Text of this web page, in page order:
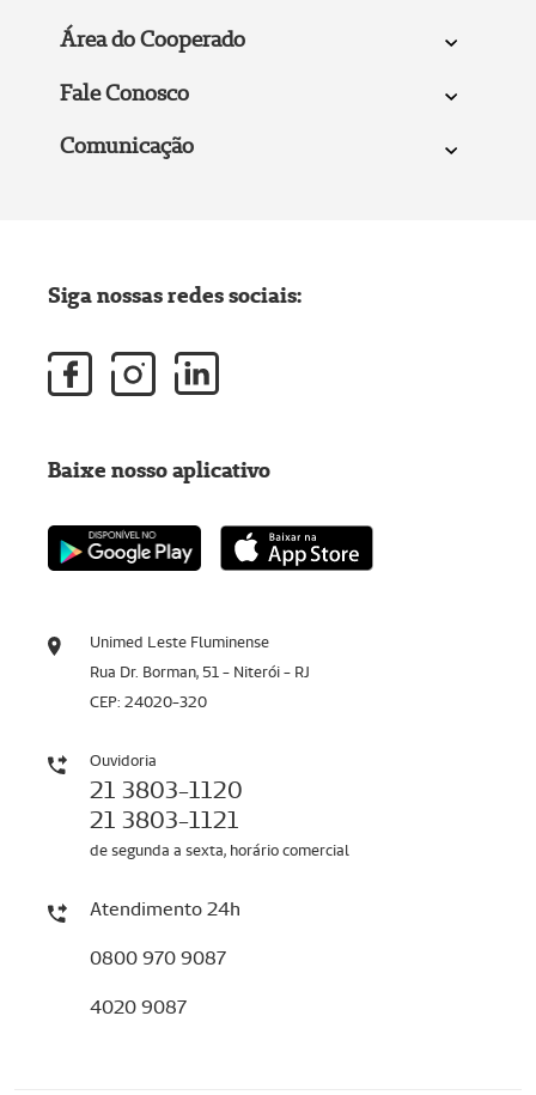
Área do Cooperado
Fale Conosco
Comunicação
Unimed Leste Fluminense
Rua Dr. Borman, 51 - Niterói - RJ
CEP: 24020-320
Ouvidoria
21 3803-1120
21 3803-1121
de segunda a sexta, horário comercial
Atendimento 24h
0800 970 9087
4020 9087
Siga nossas redes sociais:
Baixe nosso aplicativo